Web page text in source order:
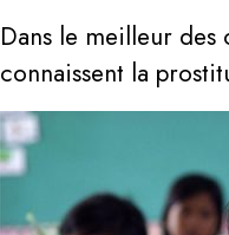
Dans le meilleur des
connaissent la